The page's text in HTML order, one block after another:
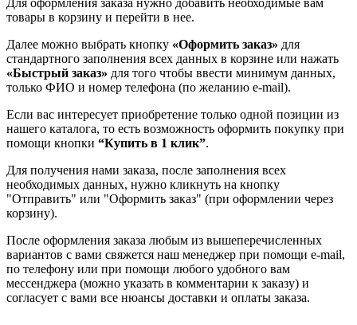
Для оформления заказа нужно добавить необходимые вам
товары в корзину и перейти в нее.
Далее можно выбрать кнопку «Оформить заказ» для
стандартного заполнения всех данных в корзине или нажать
«Быстрый заказ» для того чтобы ввести минимум данных,
только ФИО и номер телефона (по желанию e-mail).
Если вас интересует приобретение только одной позиции из
нашего каталога, то есть возможность оформить покупку при
помощи кнопки “Купить в 1 клик”.
Для получения нами заказа, после заполнения всех
необходимых данных, нужно кликнуть на кнопку
"Отправить" или "Оформить заказ" (при оформлении через
корзину).
После оформления заказа любым из вышеперечисленных
вариантов с вами свяжется наш менеджер при помощи e-mail,
по телефону или при помощи любого удобного вам
мессенджера (можно указать в комментарии к заказу) и
согласует с вами все нюансы доставки и оплаты заказа.